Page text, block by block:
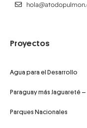
Proyectos
Agua para el Desarrollo
Paraguay más Jaguareté –
Parques Nacionales